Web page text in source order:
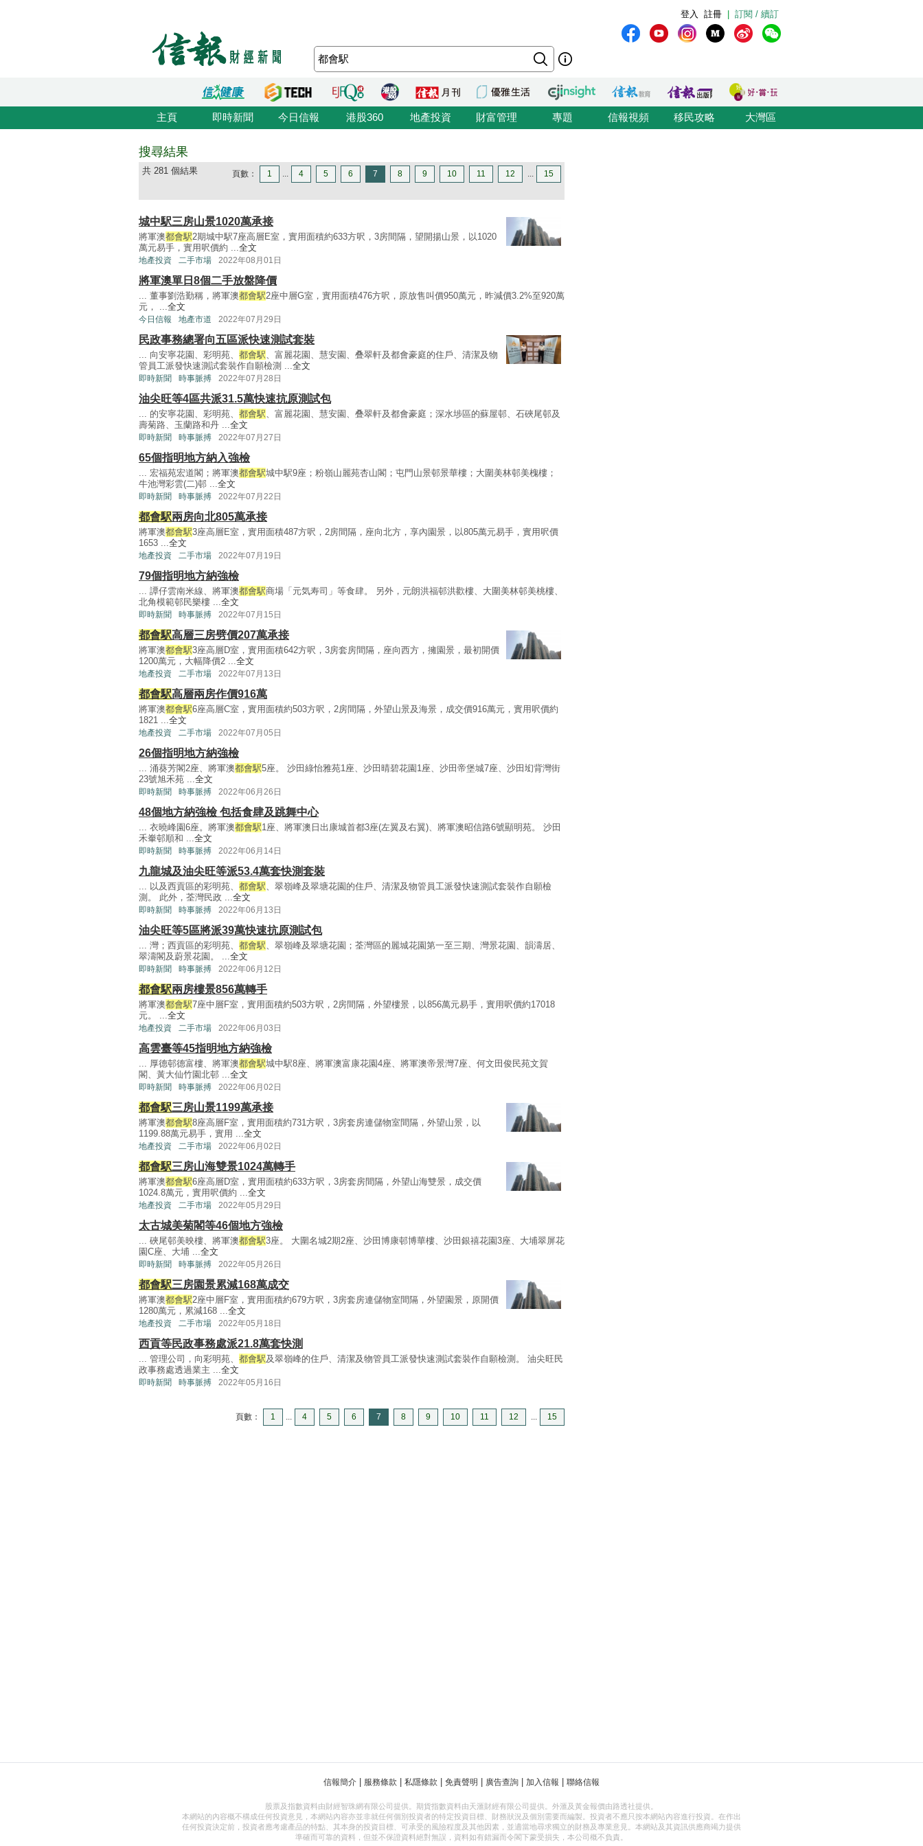
訂閱 / 續訂
註冊
登入
主頁 即時新聞 今日信報 港股360 地產投資 財富管理 專題 信報視頻 移民攻略 大灣區
搜尋結果
共 281 個結果 頁數： 1 ... 4 5 6 7 8 9 10 11 12 ... 15
城中駅三房山景1020萬承接
將軍澳都會駅2期城中駅7座高層E室，實用面積約633方呎，3房間隔，望開揚山景，以1020
萬元易手，實用呎價約 ...全文
地產投資 二手市場 2022年08月01日
將軍澳單日8個二手放盤降價
... 董事劉浩勤稱，將軍澳都會駅2座中層G室，實用面積476方呎，原放售叫價950萬元，昨減價3.2%至920萬
元， ...全文
今日信報 地產市道 2022年07月29日
民政事務總署向五區派快速測試套裝
... 向安寧花園、彩明苑、 都會駅、富麗花園、慧安園、叠翠軒及都會豪庭的住戶、清潔及物
管員工派發快速測試套裝作自願檢測 ...全文
即時新聞 時事脈搏 2022年07月28日
油尖旺等4區共派31.5萬快速抗原測試包
... 的安寧花園、彩明苑、 都會駅、富麗花園、慧安園、叠翠軒及都會豪庭；深水埗區的蘇屋邨、石硤尾邨及
壽菊路、玉蘭路和丹 ...全文
即時新聞 時事脈搏 2022年07月27日
65個指明地方納入強檢
... 宏福苑宏道閣；將軍澳都會駅城中駅9座；粉嶺山麗苑杏山閣；屯門山景邨景華樓；大圍美林邨美槐樓；
牛池灣彩雲(二)邨 ...全文
即時新聞 時事脈搏 2022年07月22日
都會駅兩房向北805萬承接
將軍澳都會駅3座高層E室，實用面積487方呎，2房間隔，座向北方，享內園景，以805萬元易手，實用呎價
1653 ...全文
地產投資 二手市場 2022年07月19日
79個指明地方納強檢
... 譚仔雲南米線、將軍澳都會駅商場「元気寿司」等食肆。 另外，元朗洪福邨洪歡樓、大圍美林邨美桃樓、
北角模範邨民樂樓 ...全文
即時新聞 時事脈搏 2022年07月15日
都會駅高層三房劈價207萬承接
將軍澳都會駅3座高層D室，實用面積642方呎，3房套房間隔，座向西方，擁園景，最初開價
1200萬元，大幅降價2 ...全文
地產投資 二手市場 2022年07月13日
都會駅高層兩房作價916萬
將軍澳都會駅6座高層C室，實用面積約503方呎，2房間隔，外望山景及海景，成交價916萬元，實用呎價約
1821 ...全文
地產投資 二手市場 2022年07月05日
26個指明地方納強檢
... 涌葵芳閣2座、將軍澳都會駅5座。 沙田綠怡雅苑1座、沙田晴碧花園1座、沙田帝堡城7座、沙田㘭背灣街
23號旭禾苑 ...全文
即時新聞 時事脈搏 2022年06月26日
48個地方納強檢 包括食肆及跳舞中心
... 衣曉峰園6座。將軍澳都會駅1座、將軍澳日出康城首都3座(左翼及右翼)、將軍澳昭信路6號顯明苑。 沙田
禾輋邨順和 ...全文
即時新聞 時事脈搏 2022年06月14日
九龍城及油尖旺等派53.4萬套快測套裝
... 以及西貢區的彩明苑、 都會駅、翠嶺峰及翠塘花園的住戶、清潔及物管員工派發快速測試套裝作自願檢
測。 此外，荃灣民政 ...全文
即時新聞 時事脈搏 2022年06月13日
油尖旺等5區將派39萬快速抗原測試包
... 灣；西貢區的彩明苑、 都會駅、翠嶺峰及翠塘花園；荃灣區的麗城花園第一至三期、灣景花園、韻濤居、
翠濤閣及蔚景花園。 ...全文
即時新聞 時事脈搏 2022年06月12日
都會駅兩房樓景856萬轉手
將軍澳都會駅7座中層F室，實用面積約503方呎，2房間隔，外望樓景，以856萬元易手，實用呎價約17018
元。 ...全文
地產投資 二手市場 2022年06月03日
高雲臺等45指明地方納強檢
... 厚德邨德富樓、將軍澳都會駅城中駅8座、將軍澳富康花園4座、將軍澳帝景灣7座、何文田俊民苑文賀
閣、黃大仙竹園北邨 ...全文
即時新聞 時事脈搏 2022年06月02日
都會駅三房山景1199萬承接
將軍澳都會駅8座高層F室，實用面積約731方呎，3房套房連儲物室間隔，外望山景，以
1199.88萬元易手，實用 ...全文
地產投資 二手市場 2022年06月02日
都會駅三房山海雙景1024萬轉手
將軍澳都會駅6座高層D室，實用面積約633方呎，3房套房間隔，外望山海雙景，成交價
1024.8萬元，實用呎價約 ...全文
地產投資 二手市場 2022年05月29日
太古城美菊閣等46個地方強檢
... 硤尾邨美映樓、將軍澳都會駅3座。 大圍名城2期2座、沙田博康邨博華樓、沙田銀禧花園3座、大埔翠屏花
園C座、大埔 ...全文
即時新聞 時事脈搏 2022年05月26日
都會駅三房園景累減168萬成交
將軍澳都會駅2座中層F室，實用面積約679方呎，3房套房連儲物室間隔，外望園景，原開價
1280萬元，累減168 ...全文
地產投資 二手市場 2022年05月18日
西貢等民政事務處派21.8萬套快測
... 管理公司，向彩明苑、 都會駅及翠嶺峰的住戶、清潔及物管員工派發快速測試套裝作自願檢測。 油尖旺民
政事務處透過業主 ...全文
即時新聞 時事脈搏 2022年05月16日
頁數： 1 ... 4 5 6 7 8 9 10 11 12 ... 15
信報簡介 服務條款 私隱條款 免責聲明 廣告查詢 加入信報 聯絡信報
股票及指數資料由財經智珠網有限公司提供。期貨指數資料由天滙財經有限公司提供。外滙及黃金報價由路透社提供。
本網站的內容概不構成任何投資意見，本網站內容亦並非就任何個別投資者的特定投資目標、財務狀況及個別需要而編製。投資者不應只按本網站內容進行投資。在作出
任何投資決定前，投資者應考慮產品的特點、其本身的投資目標、可承受的風險程度及其他因素，並適當地尋求獨立的財務及專業意見。本網站及其資訊供應商竭力提供
準確而可靠的資料，但並不保證資料絕對無誤，資料如有錯漏而令閣下蒙受損失，本公司概不負責。